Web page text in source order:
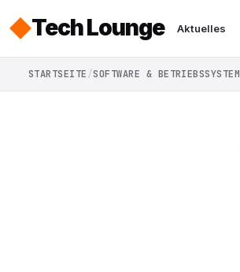
Tech Lounge Aktuelles
STARTSEITE SOFTWARE & BETRIEBSSYSTEM